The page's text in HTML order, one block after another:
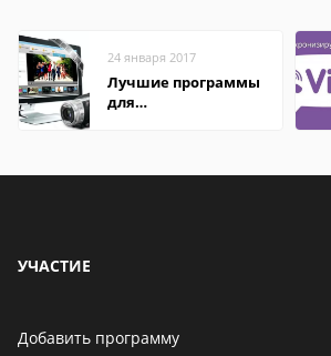
24 января 2017
Лучшие программы
для
УЧАСТИЕ
Добавить программу